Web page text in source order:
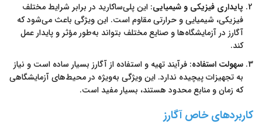
پایداری فیزیکی و شیمیایی: این پلی‌ساکارید در برابر شرایط مختلف
فیزیکی، شیمیایی و حرارتی مقاوم است. این ویژگی باعث می‌شود که
آگارز در آزمایشگاه‌ها و صنایع مختلف بتواند به‌طور مؤثر و پایدار عمل
کند.
سهولت استفاده: فرآیند تهیه و استفاده از آگارز بسیار ساده است و نیاز
به تجهیزات پیچیده ندارد. این ویژگی به‌ویژه در محیط‌های آزمایشگاهی
که زمان و منابع محدود هستند، بسیار مفید است.
کاربردهای خاص آگارز